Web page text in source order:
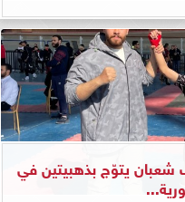
يتوّج بذهبيتين في